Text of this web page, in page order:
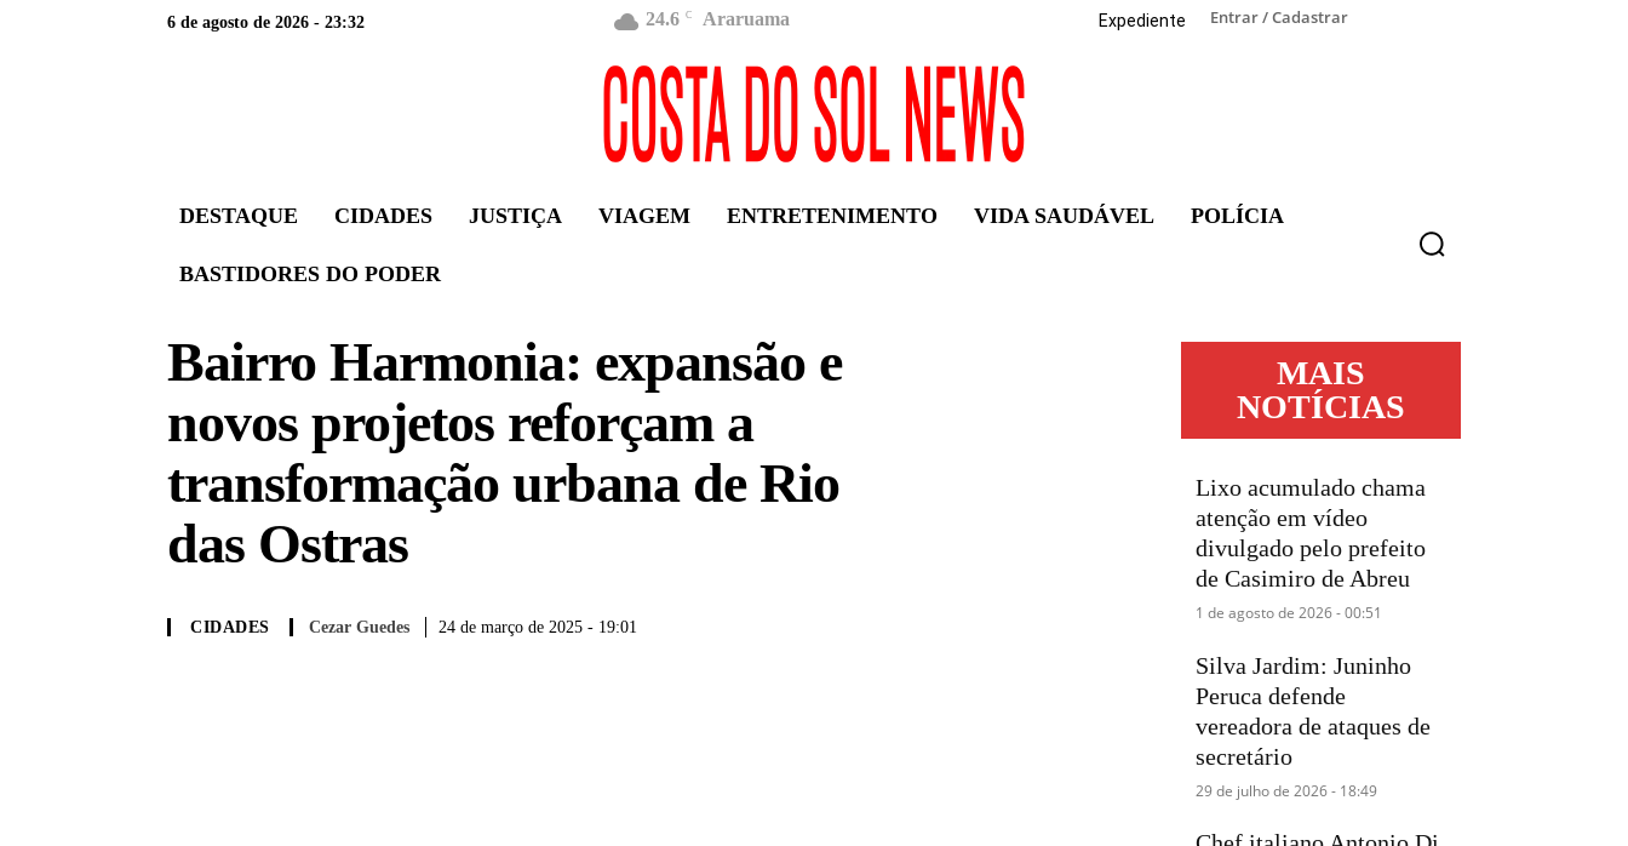
6 de agosto de 2026 - 23:32 24.6 C Araruama Entrar / Cadastrar
Expediente
DESTAQUE CIDADES JUSTIÇA VIAGEM ENTRETENIMENTO VIDA SAUDÁVEL POLÍCIA
BASTIDORES DO PODER
Bairro Harmonia: expansão e
novos projetos reforçam a
transformação urbana de Rio
das Ostras
CIDADES Cezar Guedes 24 de março de 2025 - 19:01
MAIS
NOTÍCIAS
Lixo acumulado chama
atenção em vídeo
divulgado pelo prefeito
de Casimiro de Abreu
1 de agosto de 2026 - 00:51
Silva Jardim: Juninho
Peruca defende
vereadora de ataques de
secretário
29 de julho de 2026 - 18:49